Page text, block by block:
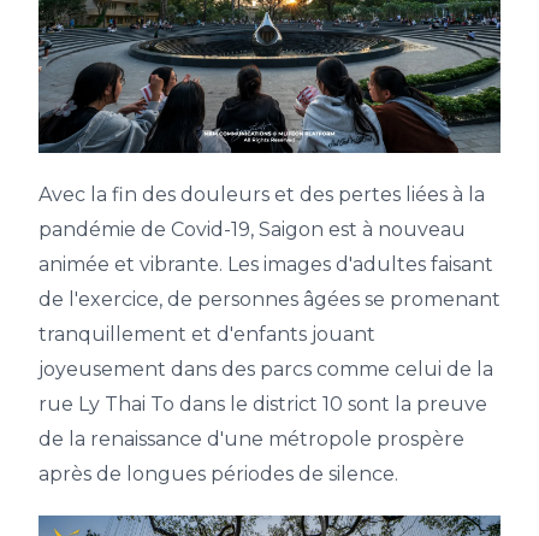
Avec la fin des douleurs et des pertes liées à la
pandémie de Covid-19, Saigon est à nouveau
animée et vibrante. Les images d'adultes faisant
de l'exercice, de personnes âgées se promenant
tranquillement et d'enfants jouant
joyeusement dans des parcs comme celui de la
rue Ly Thai To dans le district 10 sont la preuve
de la renaissance d'une métropole prospère
après de longues périodes de silence.